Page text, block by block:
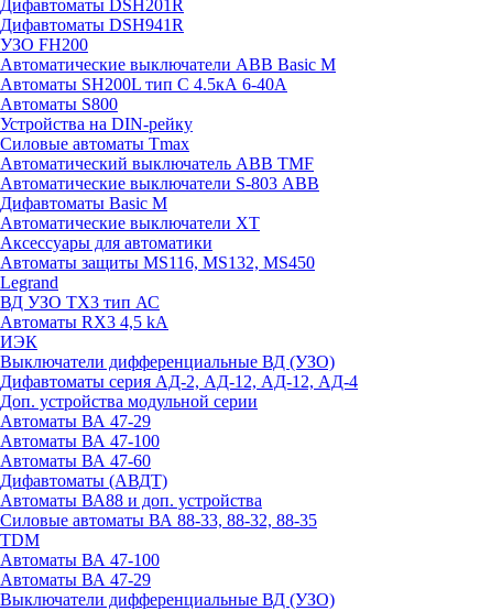
Дифавтоматы DSH201R
Дифавтоматы DSH941R
УЗО FH200
Автоматические выключатели ABB Basic M
Автоматы SH200L тип С 4.5кА 6-40А
Автоматы S800
Устройства на DIN-рейку
Силовые автоматы Tmax
Автоматический выключатель ABB TMF
Автоматические выключатели S-803 АВВ
Дифавтоматы Basic M
Автоматические выключатели XT
Аксессуары для автоматики
Автоматы защиты MS116, MS132, MS450
Legrand
ВД УЗО TX3 тип АС
Автоматы RX3 4,5 kA
ИЭК
Выключатели дифференциальные ВД (УЗО)
Дифавтоматы серия АД-2, АД-12, АД-12, АД-4
Доп. устройства модульной серии
Автоматы ВА 47-29
Автоматы ВА 47-100
Автоматы ВА 47-60
Дифавтоматы (АВДТ)
Автоматы ВА88 и доп. устройства
Силовые автоматы ВА 88-33, 88-32, 88-35
TDM
Автоматы ВА 47-100
Автоматы ВА 47-29
Выключатели дифференциальные ВД (УЗО)